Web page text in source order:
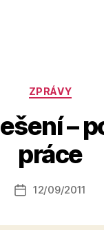
Rubriky
ZPRÁVY
–
práce
Autor
příspěvku
u
o
a
Datum
12/09/2011